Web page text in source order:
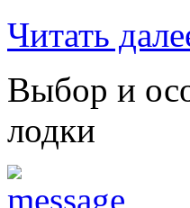
Читать
Выбор и
лодки